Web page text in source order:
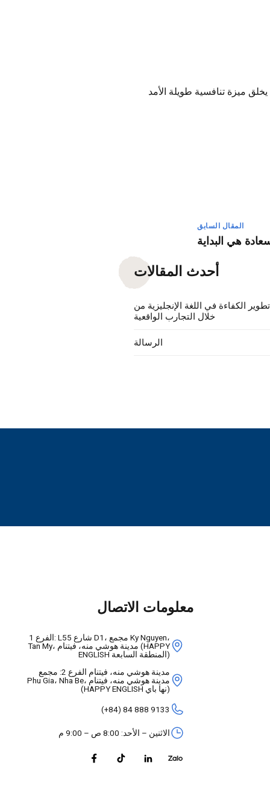
ميزة تنافسية طويلة الأمد
المقال السابق
هي البداية
أحدث المقالات
الكفاءة في اللغة الإنجليزية من
خلال التجارب الواقعية
الرسالة
معلومات الاتصال
1 الفرع: L55 شارع D1، مجمع Ky Nguyen،
Tan My، مدينة هوشي منه، فيتنام (HAPPY
ENGLISH المنطقة السابعة)
مدينة هوشي منه، فيتنام الفرع 2: مجمع
Phu Gia، Nha Be، مدينة هوشي منه، فيتنام
(HAPPY ENGLISH نها باي)
(+84) 84 888 9133
الاثنين – الأحد: 8:00 ص – 9:00 م